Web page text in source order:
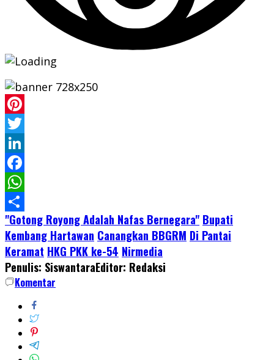
Pinterest
Twitter
LinkedIn
Facebook
WhatsApp
Share
"Gotong Royong Adalah Nafas Bernegara" Bupati
Kembang Hartawan Canangkan BBGRM Di Pantai
Keramat HKG PKK ke-54 Nirmedia
Penulis: SiswantaraEditor: Redaksi
Komentar